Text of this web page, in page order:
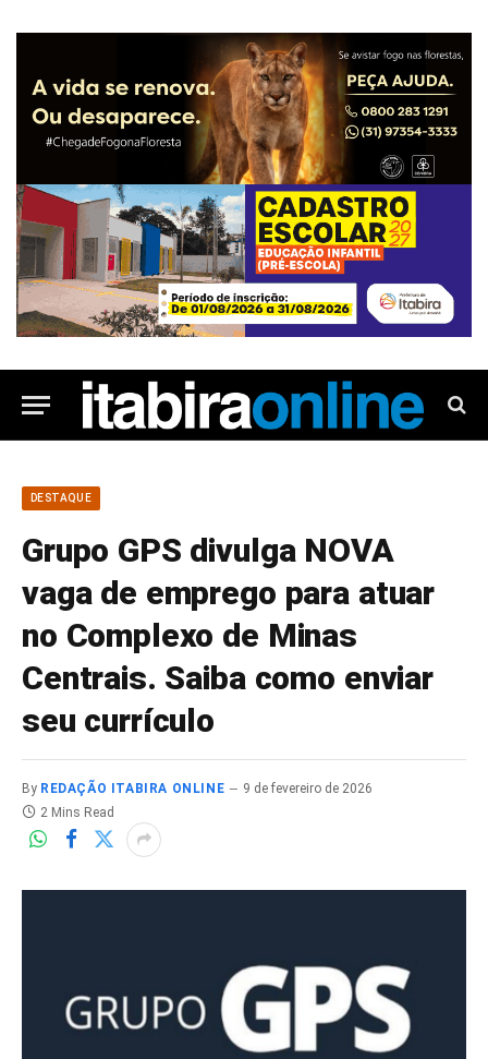
DESTAQUE
Grupo GPS divulga NOVA
vaga de emprego para atuar
no Complexo de Minas
Centrais. Saiba como enviar
seu currículo
By REDAÇÃO ITABIRA ONLINE
9 de fevereiro de 2026
2 Mins Read